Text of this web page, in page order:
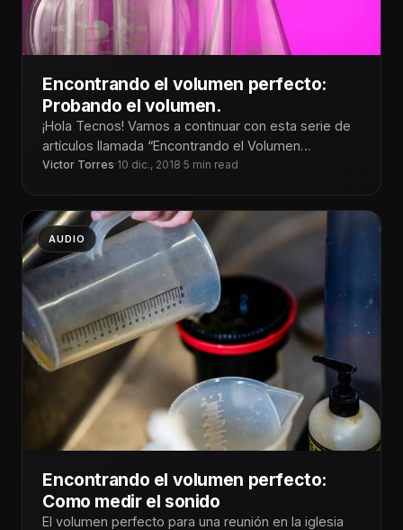
Encontrando el volumen perfecto:
Probando el volumen.
¡Hola Tecnos! Vamos a continuar con esta serie de
artículos llamada “Encontrando el Volumen
Perfecto” En mi publicación anterior hablé
Victor Torres·10 dic., 2018·5 min read
AUDIO
Encontrando el volumen perfecto:
Como medir el sonido
El volumen perfecto para una reunión en la iglesia